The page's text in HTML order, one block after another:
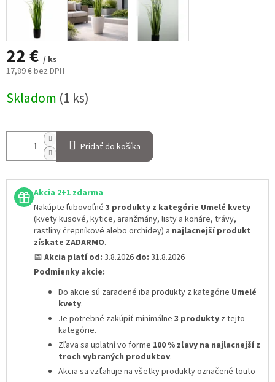
22 € / ks
17,89 € bez DPH
cena:
Skladom (1 ks)
Pridať do košíka
Akcia 2+1 zdarma
Nakúpte ľubovoľné 3 produkty z kategórie Umelé kvety
(kvety kusové, kytice, aranžmány, listy a konáre, trávy,
rastliny črepníkové alebo orchidey) a najlacnejší produkt
získate ZADARMO.
📅 Akcia platí od: 3.8.2026 do: 31.8.2026
Podmienky akcie:
Do akcie sú zaradené iba produkty z kategórie Umelé
kvety.
Je potrebné zakúpiť minimálne 3 produkty z tejto
kategórie.
Zľava sa uplatní vo forme 100 % zľavy na najlacnejší z
troch vybraných produktov.
Akcia sa vzťahuje na všetky produkty označené touto